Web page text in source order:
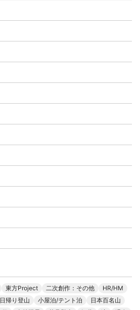
東方Project 二次創作：その他
HR/HM
日帰り登山 小屋泊/テント泊
日本百名山